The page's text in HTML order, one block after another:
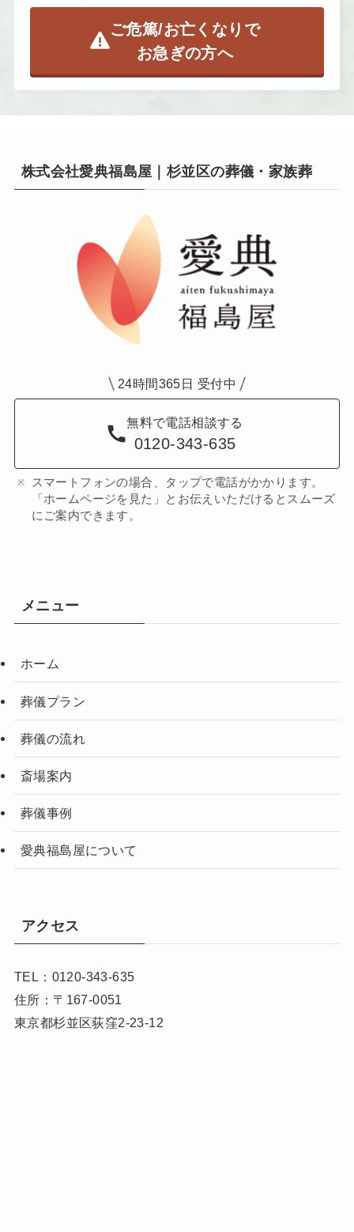
ご危篤/お亡くなりで
お急ぎの方へ
株式会社愛典福島屋｜杉並区の葬儀・家族葬
24時間365日 受付中
無料で電話相談する
0120-343-635
スマートフォンの場合、タップで電話がかかります。
「ホームページを見た」とお伝えいただけるとスムーズ
にご案内できます。
メニュー
ホーム
葬儀プラン
葬儀の流れ
斎場案内
葬儀事例
愛典福島屋について
アクセス
TEL：0120-343-635
住所：〒167-0051
東京都杉並区荻窪2-23-12